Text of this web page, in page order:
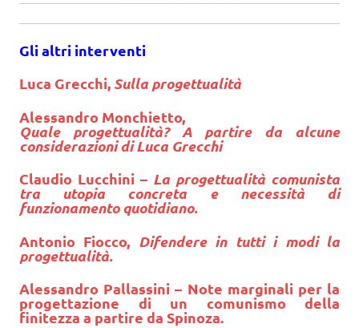
Gli altri interventi
Luca Grecchi, Sulla progettualità
Alessandro Monchietto,
Quale progettualità? A partire da alcune
considerazioni di Luca Grecchi
Claudio Lucchini – La progettualità comunista
tra utopia concreta e necessità di
funzionamento quotidiano.
Antonio Fiocco, Difendere in tutti i modi la
progettualità.
Alessandro Pallassini – Note marginali per la
progettazione di un comunismo della
finitezza a partire da Spinoza.